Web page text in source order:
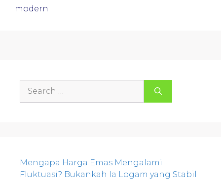
modern
for:
Mengapa Harga Emas Mengalami
Fluktuasi? Bukankah Ia Logam yang Stabil